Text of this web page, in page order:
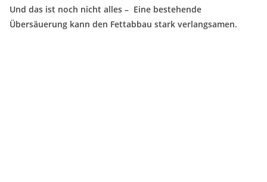
Und das ist noch nicht alles – Eine bestehende
Übersäuerung kann den Fettabbau stark verlangsamen.